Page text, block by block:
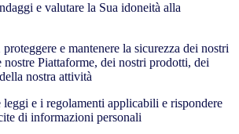
e valutare la Sua idoneità alla
e mantenere la sicurezza dei nostri
nostre Piattaforme, dei nostri prodotti, dei
nostra attività
leggi e i regolamenti applicabili e rispondere
di informazioni personali